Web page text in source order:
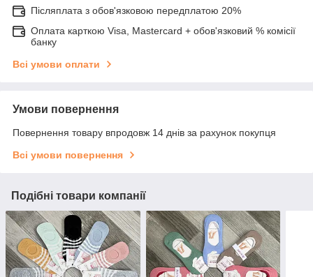
Післяплата з обов'язковою передплатою 20%
Оплата карткою Visa, Mastercard + обов'язковий % комісії
банку
Всі умови оплати
Умови повернення
Повернення товару впродовж 14 днів за рахунок покупця
Всі умови повернення
Подібні товари компанії